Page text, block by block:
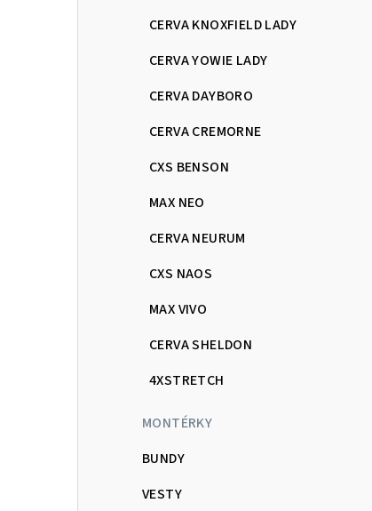
CERVA KNOXFIELD LADY
CERVA YOWIE LADY
CERVA DAYBORO
CERVA CREMORNE
CXS BENSON
MAX NEO
CERVA NEURUM
CXS NAOS
MAX VIVO
CERVA SHELDON
4XSTRETCH
MONTÉRKY
BUNDY
VESTY